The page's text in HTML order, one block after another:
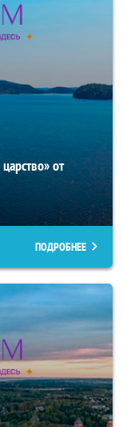
от
ПОДРОБНЕЕ